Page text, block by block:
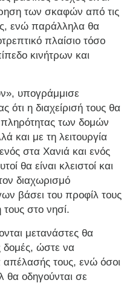
των σκαφών από τις
ενώ παράλληλα θα
πλαίσιο τόσο
κινήτρων και
υπογράμμισε
ότι η διαχείρισή τους θα
πληρότητας των δομών
και με τη λειτουργία
στα Χανιά και ενός
θα είναι κλειστοί και
διαχωρισμό
βάσει του προφίλ τους
στο νησί.
μετανάστες θα
δομές, ώστε να
απέλασής τους, ενώ όσοι
θα οδηγούνται σε